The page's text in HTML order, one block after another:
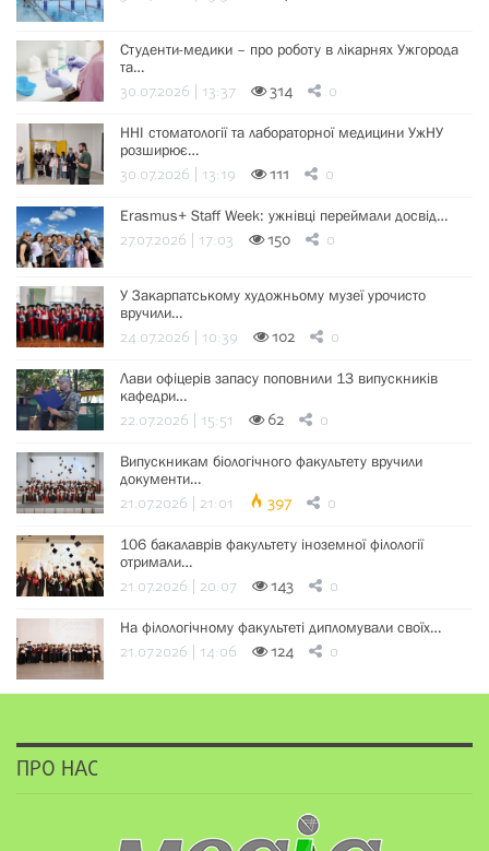
Студенти-медики – про роботу в лікарнях Ужгорода
та…
30.07.2026 | 13:37 314 0
ННІ стоматології та лабораторної медицини УжНУ
розширює…
30.07.2026 | 13:19 111 0
Erasmus+ Staff Week: ужнівці переймали досвід…
27.07.2026 | 17:03 150 0
У Закарпатському художньому музеї урочисто
вручили…
24.07.2026 | 10:39 102 0
Лави офіцерів запасу поповнили 13 випускників
кафедри…
22.07.2026 | 15:51 62 0
Випускникам біологічного факультету вручили
документи…
21.07.2026 | 21:01 397 0
106 бакалаврів факультету іноземної філології
отримали…
21.07.2026 | 20:07 143 0
На філологічному факультеті дипломували своїх…
21.07.2026 | 14:06 124 0
ПРО НАС